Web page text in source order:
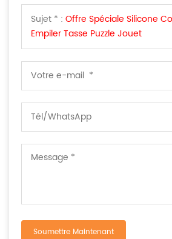
Sujet * : Offre Spéciale Silicone
Empiler Tasse Puzzle Jouet